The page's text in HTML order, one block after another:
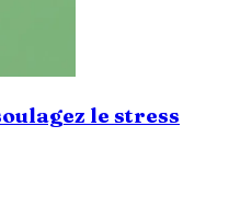
le stress